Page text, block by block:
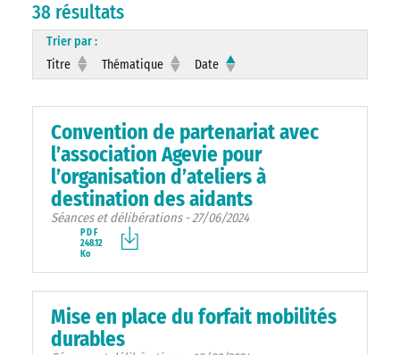
38 résultats
Trier par :
Titre
Thématique Date
Convention de partenariat avec
l’association Agevie pour
l’organisation d’ateliers à
destination des aidants
Séances et délibérations - 27/06/2024
PDF
248.12
Ko
Mise en place du forfait mobilités
durables